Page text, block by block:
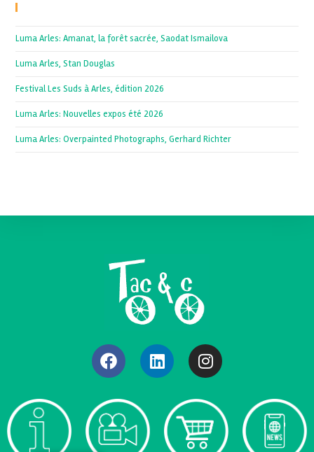
Luma Arles: Amanat, la forêt sacrée, Saodat Ismailova
Luma Arles, Stan Douglas
Festival Les Suds à Arles, édition 2026
Luma Arles: Nouvelles expos été 2026
Luma Arles: Overpainted Photographs, Gerhard Richter